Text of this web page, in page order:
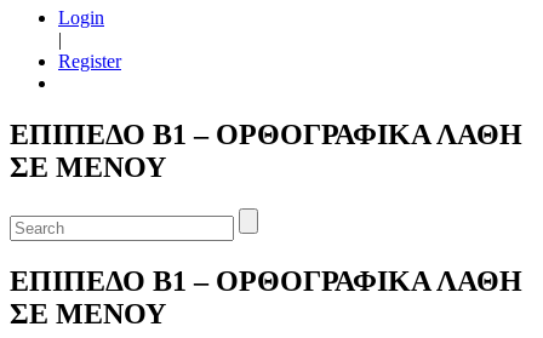
Login
|
Register
ΕΠΙΠΕΔΟ Β1 – ΟΡΘΟΓΡΑΦΙΚΑ ΛΑΘΗ
ΣΕ ΜΕΝΟΥ
ΕΠΙΠΕΔΟ Β1 – ΟΡΘΟΓΡΑΦΙΚΑ ΛΑΘΗ
ΣΕ ΜΕΝΟΥ